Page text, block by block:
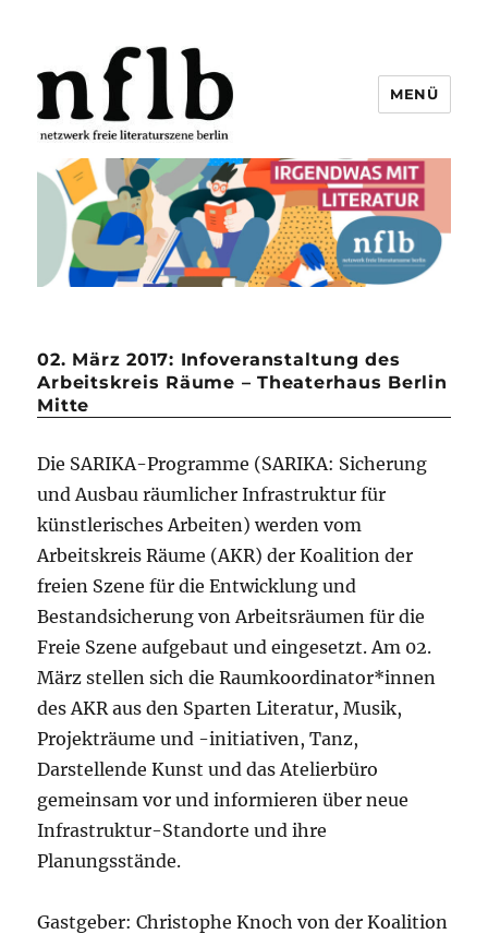
Netzwerk freie Literaturszene
Berlin e.V.
MENÜ
02. März 2017: Infoveranstaltung des
Arbeitskreis Räume – Theaterhaus Berlin
Mitte
Die SARIKA-Programme (SARIKA: Sicherung
und Ausbau räumlicher Infrastruktur für
künstlerisches Arbeiten) werden vom
Arbeitskreis Räume (AKR) der Koalition der
freien Szene für die Entwicklung und
Bestandsicherung von Arbeitsräumen für die
Freie Szene aufgebaut und eingesetzt. Am 02.
März stellen sich die Raumkoordinator*innen
des AKR aus den Sparten Literatur, Musik,
Projekträume und -initiativen, Tanz,
Darstellende Kunst und das Atelierbüro
gemeinsam vor und informieren über neue
Infrastruktur-Standorte und ihre
Planungsstände.
Gastgeber: Christophe Knoch von der Koalition